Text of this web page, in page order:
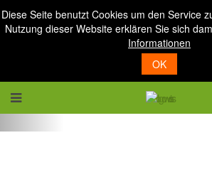
Diese Seite benutzt Cookies um den Service
Nutzung dieser Website erklären Sie sich
Informationen
OK